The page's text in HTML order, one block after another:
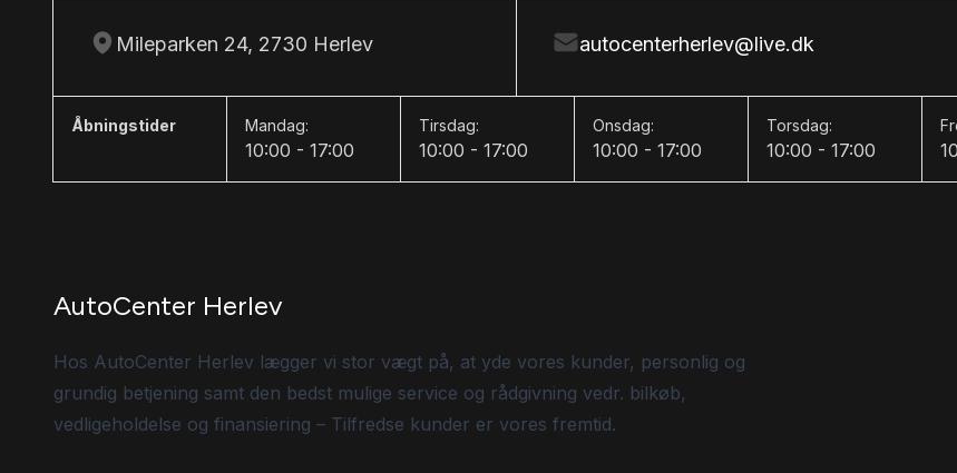
Mileparken 24, 2730 Herlev autocenterherlev@live.dk
Åbningstider Mandag:
10:00 - 17:00
Tirsdag:
10:00 - 17:00
Onsdag:
10:00 - 17:00
Torsdag:
10:00 - 17:00
AutoCenter Herlev
Hos AutoCenter Herlev lægger vi stor vægt på, at yde vores kunder, personlig og
grundig betjening samt den bedst mulige service og rådgivning vedr. bilkøb,
vedligeholdelse og finansiering – Tilfredse kunder er vores fremtid.